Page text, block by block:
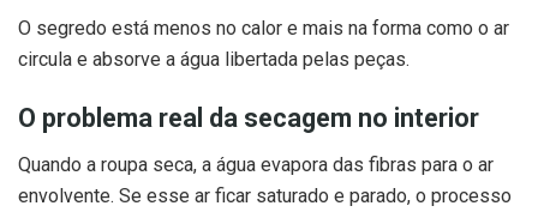
O segredo está menos no calor e mais na forma como o ar
circula e absorve a água libertada pelas peças.
O problema real da secagem no interior
Quando a roupa seca, a água evapora das fibras para o ar
envolvente. Se esse ar ficar saturado e parado, o processo